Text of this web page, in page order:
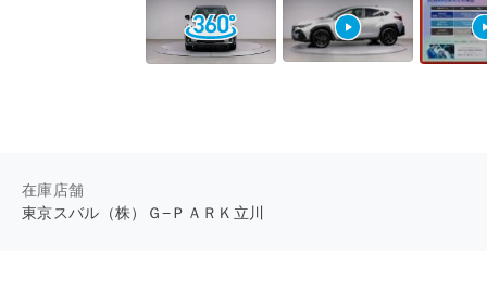
在庫店舗
東京スバル（株）Ｇ−ＰＡＲＫ立川